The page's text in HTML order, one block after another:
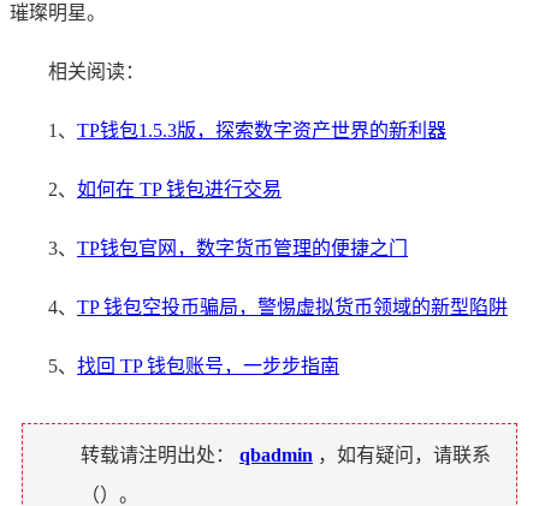
璀璨明星。
相关阅读：
1、 TP钱包1.5.3版，探索数字资产世界的新利器
2、 如何在 TP 钱包进行交易
3、 TP钱包官网，数字货币管理的便捷之门
4、 TP 钱包空投币骗局，警惕虚拟货币领域的新型陷阱
5、 找回 TP 钱包账号，一步步指南
转载请注明出处： qbadmin ，如有疑问，请联系
（）。